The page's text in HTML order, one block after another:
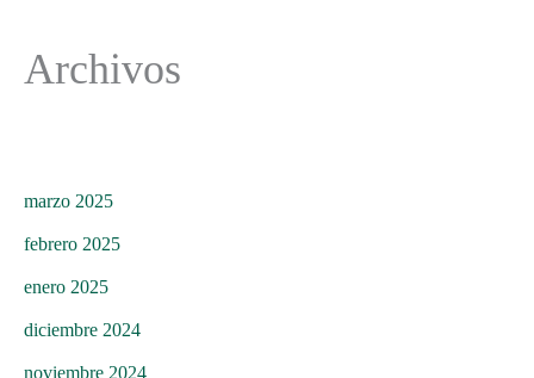
Archivos
marzo 2025
febrero 2025
enero 2025
diciembre 2024
noviembre 2024